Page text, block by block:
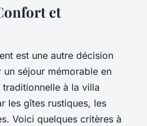
et
est une autre décision
séjour mémorable en
à la villa
les gîtes rustiques, les
Voici quelques critères à